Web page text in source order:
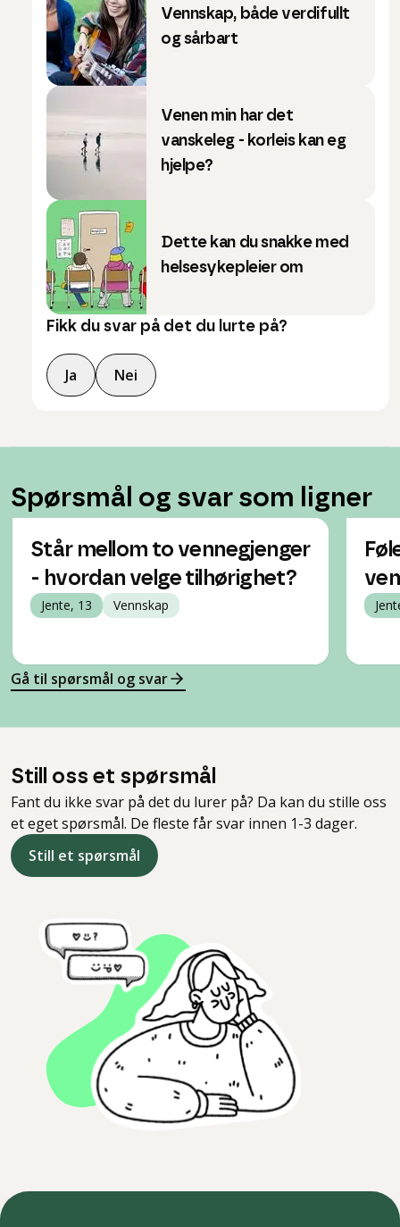
Vennskap, både verdifullt
og sårbart
Venen min har det
vanskeleg - korleis kan eg
hjelpe?
Dette kan du snakke med
helsesykepleier om
Fikk du svar på det du lurte på?
Ja Nei
Spørsmål og svar som ligner
Står mellom to vennegjenger
- hvordan velge tilhørighet?
Jente, 13 Vennskap
Gå til spørsmål og svar
Still oss et spørsmål
Fant du ikke svar på det du lurer på? Da kan du stille oss
et eget spørsmål. De fleste får svar innen 1-3 dager.
Still et spørsmål